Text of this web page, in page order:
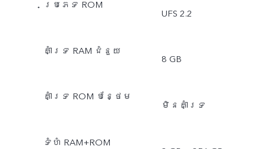
ប្រភេទ ROM
UFS 2.2
គាំទ្រ RAM ជំនួយ
8 GB
គាំទ្រ ROM បន្ថែម
មិនគាំទ្រ
ទំហំ​ RAM+ROM